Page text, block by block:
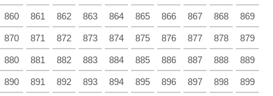
860 861 862 863 864 865 866 867 868 869
870 871 872 873 874 875 876 877 878 879
880 881 882 883 884 885 886 887 888 889
890 891 892 893 894 895 896 897 898 899